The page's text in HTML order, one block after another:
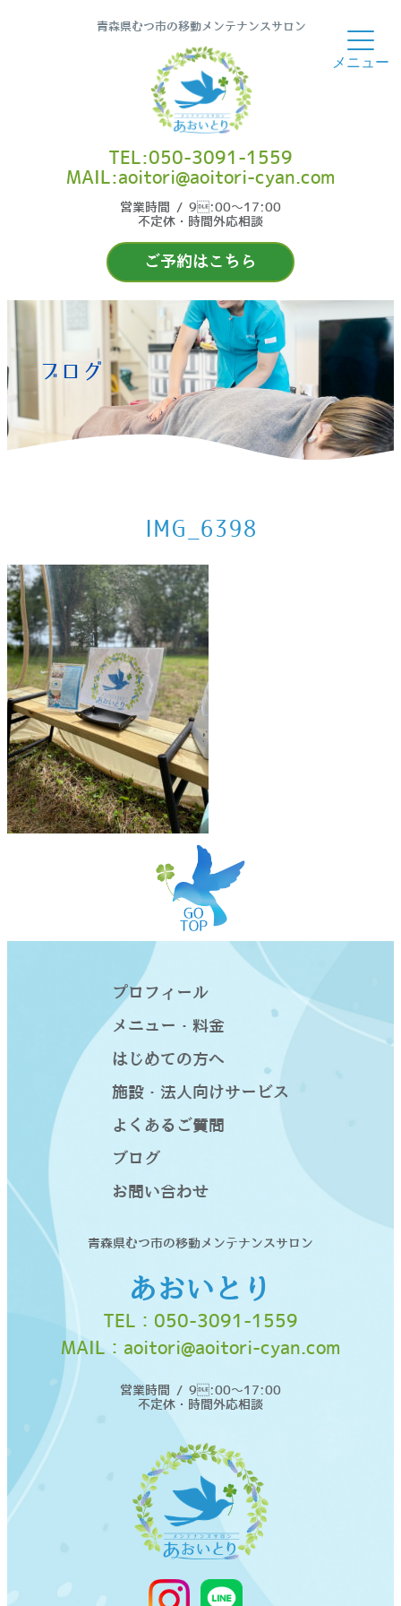
青森県むつ市の移動メンテナンスサロン
ご予約はこちら
TEL:050-3091-1559
MAIL:aoitori@aoitori-cyan.com
営業時間 / 9:00〜17:00
不定休・時間外応相談
ブログ
IMG_6398
青森県むつ市の移動メンテナンスサロン
あおいとり
TEL： 050-3091-1559
MAIL： aoitori@aoitori-cyan.com
営業時間 / 9:00〜17:00
不定休・時間外応相談
プロフィール
メニュー・料金
はじめての方へ
施設・法人向けサービス
よくあるご質問
ブログ
お問い合わせ